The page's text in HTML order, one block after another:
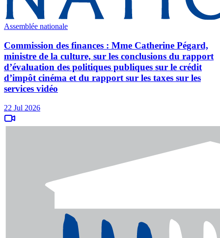
Assemblée nationale
Commission des finances : Mme Catherine Pégard,
ministre de la culture, sur les conclusions du rapport
d’évaluation des politiques publiques sur le crédit
d’impôt cinéma et du rapport sur les taxes sur les
services vidéo
22 Jul 2026